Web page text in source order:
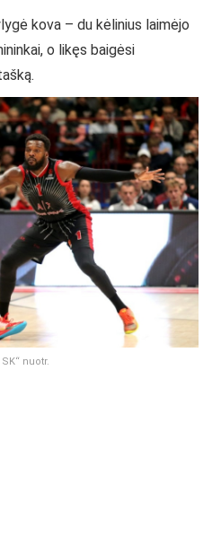
kova – du kėlinius laimėjo
o likęs baigėsi
nuotr.